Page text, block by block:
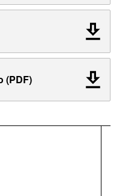
(PDF)